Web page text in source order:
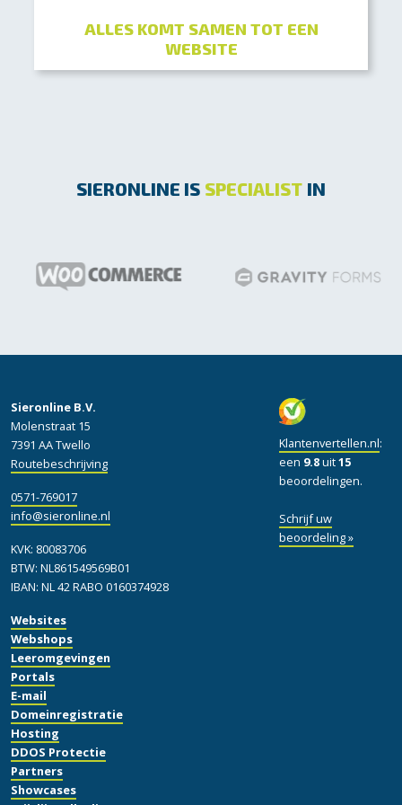
ALLES KOMT SAMEN TOT EEN
WEBSITE
Lees verder
SIERONLINE IS SPECIALIST IN
Websites
Webshops
Leeromgevingen
Portals
E-mail
Domeinregistratie
Hosting
DDOS Protectie
Partners
Showcases
Klantenvertellen.nl:
een 9.8uit15
beoordelingen.
Schrijf uw
beoordeling »
Sieronline B.V.
Molenstraat 15
7391 AA Twello
Routebeschrijving
0571-769017
info@sieronline.nl
KVK: 80083706
BTW: NL861549569B01
IBAN: NL 42 RABO 0160374928